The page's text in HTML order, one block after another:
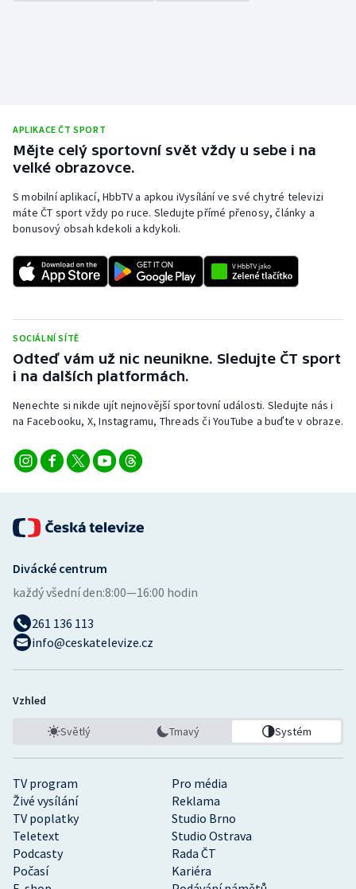
APLIKACE ČT SPORT
Mějte celý sportovní svět vždy u sebe i na
velké obrazovce.
S mobilní aplikací, HbbTV a apkou iVysílání ve své chytré televizi
máte ČT sport vždy po ruce. Sledujte přímé přenosy, články a
bonusový obsah kdekoli a kdykoli.
SOCIÁLNÍ SÍTĚ
Odteď vám už nic neunikne. Sledujte ČT sport
i na dalších platformách.
Nenechte si nikde ujít nejnovější sportovní události. Sledujte nás i
na Facebooku, X, Instagramu, Threads či YouTube a buďte v obraze.
TV program
Pro média
Živé vysílání
Reklama
TV poplatky
Studio Brno
Teletext
Studio Ostrava
Podcasty
Rada ČT
Počasí
Kariéra
Divácké centrum
každý všední den:8:00—16:00 hodin
261 136 113
info@ceskatelevize.cz
Vzhled
Světlý Tmavý Systém